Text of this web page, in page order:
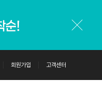
회원가입 고객센터